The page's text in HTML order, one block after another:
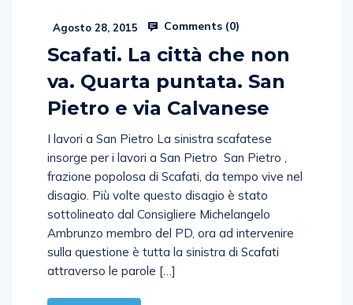
Agosto 28, 2015 Comments (0)
Scafati. La città che non
va. Quarta puntata. San
Pietro e via Calvanese
I lavori a San Pietro La sinistra scafatese
insorge per i lavori a San Pietro San Pietro ,
frazione popolosa di Scafati, da tempo vive nel
disagio. Più volte questo disagio è stato
sottolineato dal Consigliere Michelangelo
Ambrunzo membro del PD, ora ad intervenire
sulla questione è tutta la sinistra di Scafati
attraverso le parole […]